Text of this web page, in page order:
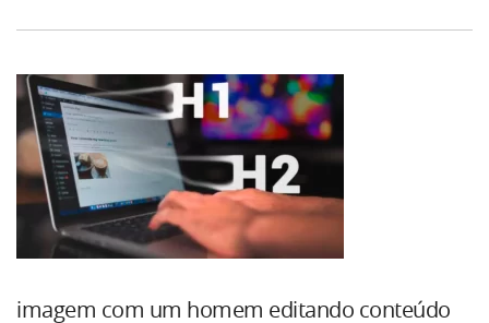
imagem com um homem editando conteúdo